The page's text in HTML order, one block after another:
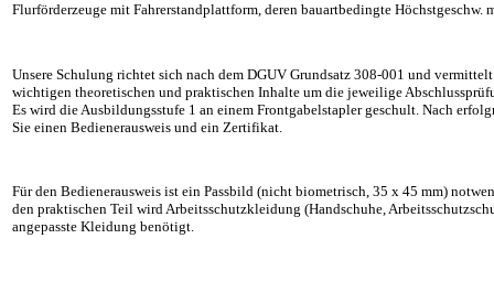
Flurförderzeuge mit Fahrerstandplattform, deren bauartbedingte Höchstgeschw.
Unsere Schulung richtet sich nach dem DGUV Grundsatz 308-001 und
wichtigen theoretischen und praktischen Inhalte um die jeweilige
Es wird die Ausbildungsstufe 1 an einem Frontgabelstapler geschult. Nach
Sie einen Bedienerausweis und ein Zertifikat.
Für den Bedienerausweis ist ein Passbild (nicht biometrisch, 35 x 45 mm)
den praktischen Teil wird Arbeitsschutzkleidung (Handschuhe,
angepasste Kleidung benötigt.